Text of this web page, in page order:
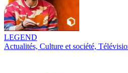
LEGEND
Actualités, Culture et société,